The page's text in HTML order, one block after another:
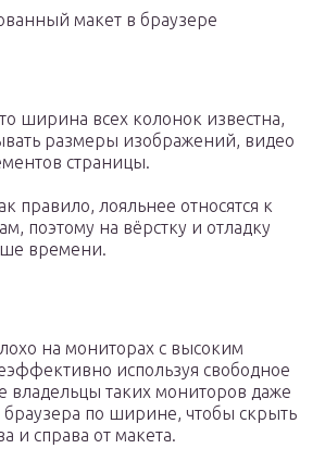
макет в браузере
ширина всех колонок известна,
размеры изображений, видео
страницы.
правило, лояльнее относятся к
поэтому на вёрстку и отладку
времени.
на мониторах с высоким
используя свободное
владельцы таких мониторов даже
по ширине, чтобы скрыть
и справа от макета.